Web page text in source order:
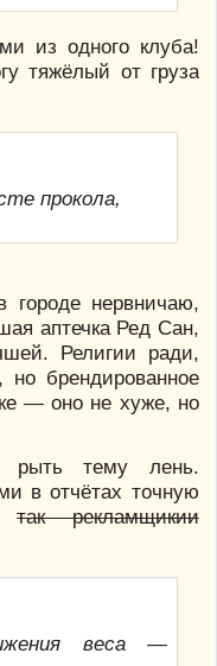
из одного клуба!
тяжёлый от груза
прокола,
нервничаю,
аптечка Ред Сан,
Религии ради,
брендированное
— оно не хуже, но
рыть тему лень.
в отчётах точную
так рекламщикии
веса —